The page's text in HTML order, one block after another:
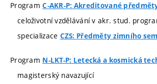
ProgramC-AKR-P: Akreditované
celoživotní vzdělávání v akr. stud.
specializace CZS: Předměty zimního
Program N-LKT-P: Letecká a kosmická
magisterský navazující